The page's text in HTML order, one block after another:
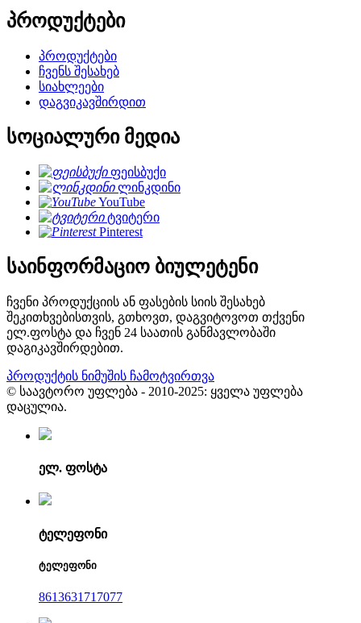
პროდუქტები
პროდუქტები
ჩვენს შესახებ
სიახლეები
დაგვიკავშირდით
სოციალური მედია
ფეისბუქი
ლინკდინი
YouTube
ტვიტერი
Pinterest
საინფორმაციო ბიულეტენი
ჩვენი პროდუქციის ან ფასების სიის შესახებ
შეკითხვებისთვის, გთხოვთ, დაგვიტოვოთ თქვენი
ელ.ფოსტა და ჩვენ 24 საათის განმავლობაში
დაგიკავშირდებით.
პროდუქტის ნიმუშის ჩამოტვირთვა
© საავტორო უფლება - 2010-2025: ყველა უფლება
დაცულია.
ელ. ფოსტა
ტელეფონი
ტელეფონი
8613631717077